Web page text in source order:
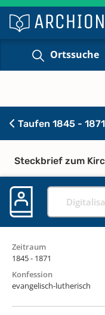
Ortssuche
Taufen 1845 - 1871
Steckbrief zum
Zeitraum
1845 - 1871
Konfession
evangelisch-lutherisch